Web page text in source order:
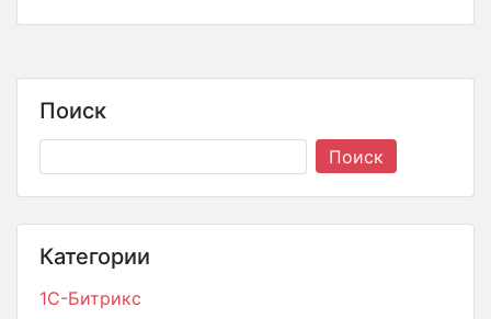
Поиск
Категории
1С-Битрикс